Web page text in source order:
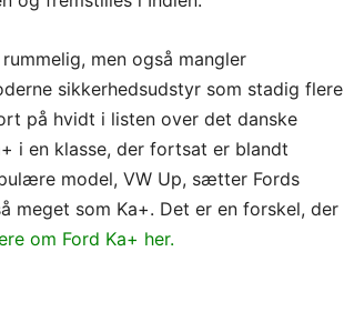
men også mangler
sikkerhedsudstyr som stadig flere
på hvidt i listen over det danske
i en klasse, der fortsat er blandt
model, VW Up, sætter Fords
meget som Ka+. Det er en forskel, der
om Ford Ka+ her.